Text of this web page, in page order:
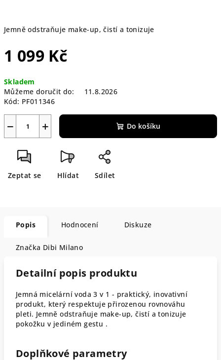
Jemně odstraňuje make-up, čistí a tonizuje
1 099 Kč
cena:
Skladem
Můžeme doručit do:
11.8.2026
Kód: PF011346
+
− Do košíku
Zeptat se Hlídat Sdílet
Popis Hodnocení Diskuze
Značka Dibi Milano
Detailní popis produktu
Jemná micelární voda 3 v 1 - praktický, inovativní
produkt, který respektuje přirozenou rovnováhu
pleti. Jemně odstraňuje make-up, čistí a tonizuje
pokožku v jediném gestu .
Doplňkové parametry